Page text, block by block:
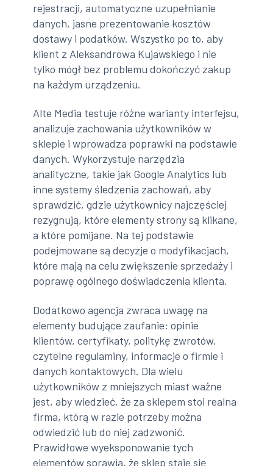
rejestracji, automatyczne uzupełnianie
danych, jasne prezentowanie kosztów
dostawy i podatków. Wszystko po to, aby
klient z Aleksandrowa Kujawskiego i nie
tylko mógł bez problemu dokończyć zakup
na każdym urządzeniu.
Alte Media testuje różne warianty interfejsu,
analizuje zachowania użytkowników w
sklepie i wprowadza poprawki na podstawie
danych. Wykorzystuje narzędzia
analityczne, takie jak Google Analytics lub
inne systemy śledzenia zachowań, aby
sprawdzić, gdzie użytkownicy najczęściej
rezygnują, które elementy strony są klikane,
a które pomijane. Na tej podstawie
podejmowane są decyzje o modyfikacjach,
które mają na celu zwiększenie sprzedaży i
poprawę ogólnego doświadczenia klienta.
Dodatkowo agencja zwraca uwagę na
elementy budujące zaufanie: opinie
klientów, certyfikaty, politykę zwrotów,
czytelne regulaminy, informacje o firmie i
danych kontaktowych. Dla wielu
użytkowników z mniejszych miast ważne
jest, aby wiedzieć, że za sklepem stoi realna
firma, którą w razie potrzeby można
odwiedzić lub do niej zadzwonić.
Prawidłowe wyeksponowanie tych
elementów sprawia, że sklep staje się